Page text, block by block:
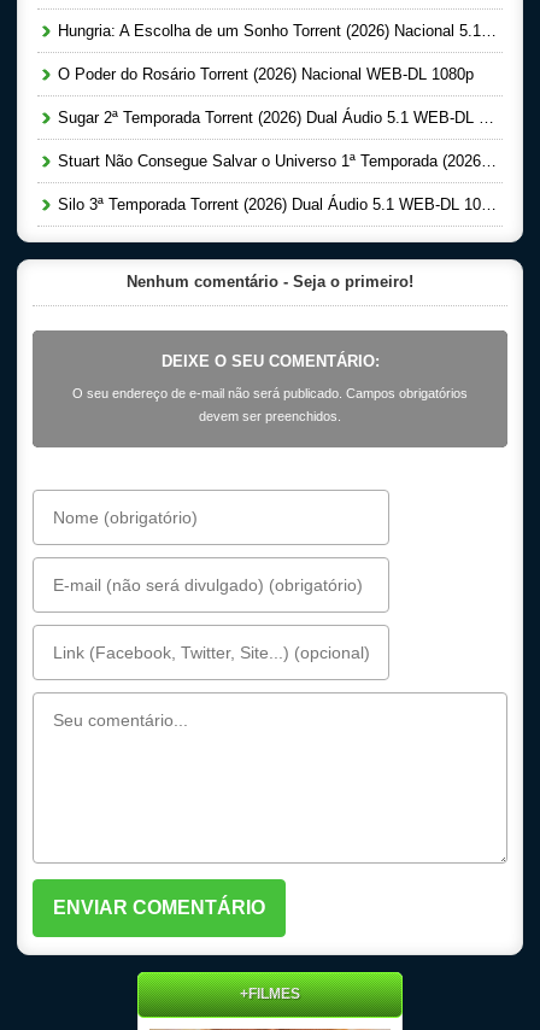
Hungria: A Escolha de um Sonho Torrent (2026) Nacional 5.1 WEB-DL 1080p
O Poder do Rosário Torrent (2026) Nacional WEB-DL 1080p
Sugar 2ª Temporada Torrent (2026) Dual Áudio 5.1 WEB-DL 1080p
Stuart Não Consegue Salvar o Universo 1ª Temporada (2026) Dual Áudio 5.1 WEB-DL 1080p
Silo 3ª Temporada Torrent (2026) Dual Áudio 5.1 WEB-DL 1080p
Nenhum comentário - Seja o primeiro!
DEIXE O SEU COMENTÁRIO:
O seu endereço de e-mail não será publicado. Campos obrigatórios
devem ser preenchidos.
+FILMES